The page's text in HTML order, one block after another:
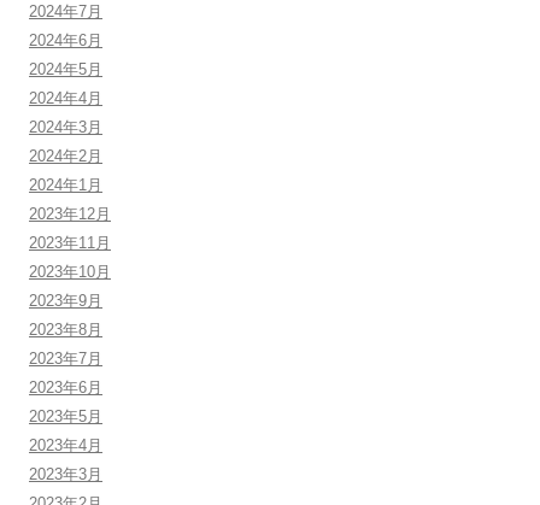
2024年7月
2024年6月
2024年5月
2024年4月
2024年3月
2024年2月
2024年1月
2023年12月
2023年11月
2023年10月
2023年9月
2023年8月
2023年7月
2023年6月
2023年5月
2023年4月
2023年3月